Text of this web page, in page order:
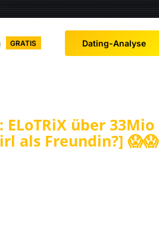
GRATIS Dating-Analyse
über 33Mio
als Freundin?] 😱😱